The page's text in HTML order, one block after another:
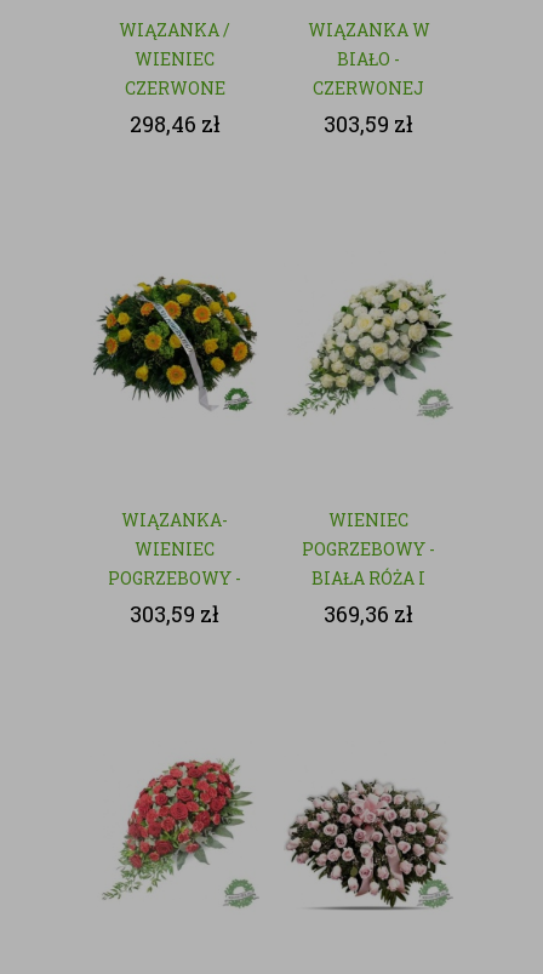
WIĄZANKA /
WIENIEC
CZERWONE
RÓŻE - KWIATY
298,46 zł
WIĄZANKA W
BIAŁO -
CZERWONEJ
KOLORYSTYCE
303,59 zł
WIĄZANKA-
WIENIEC
POGRZEBOWY -
NATURALNY
303,59 zł
WIENIEC
POGRZEBOWY -
BIAŁA RÓŻA I
GOŹDZIK
369,36 zł